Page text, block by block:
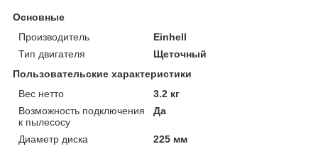
Основные
Производитель
Einhell
Тип двигателя
Щеточный
Пользовательские характеристики
Вес нетто
3.2 кг
Возможность подключения
к пылесосу
Да
Диаметр диска
225 мм